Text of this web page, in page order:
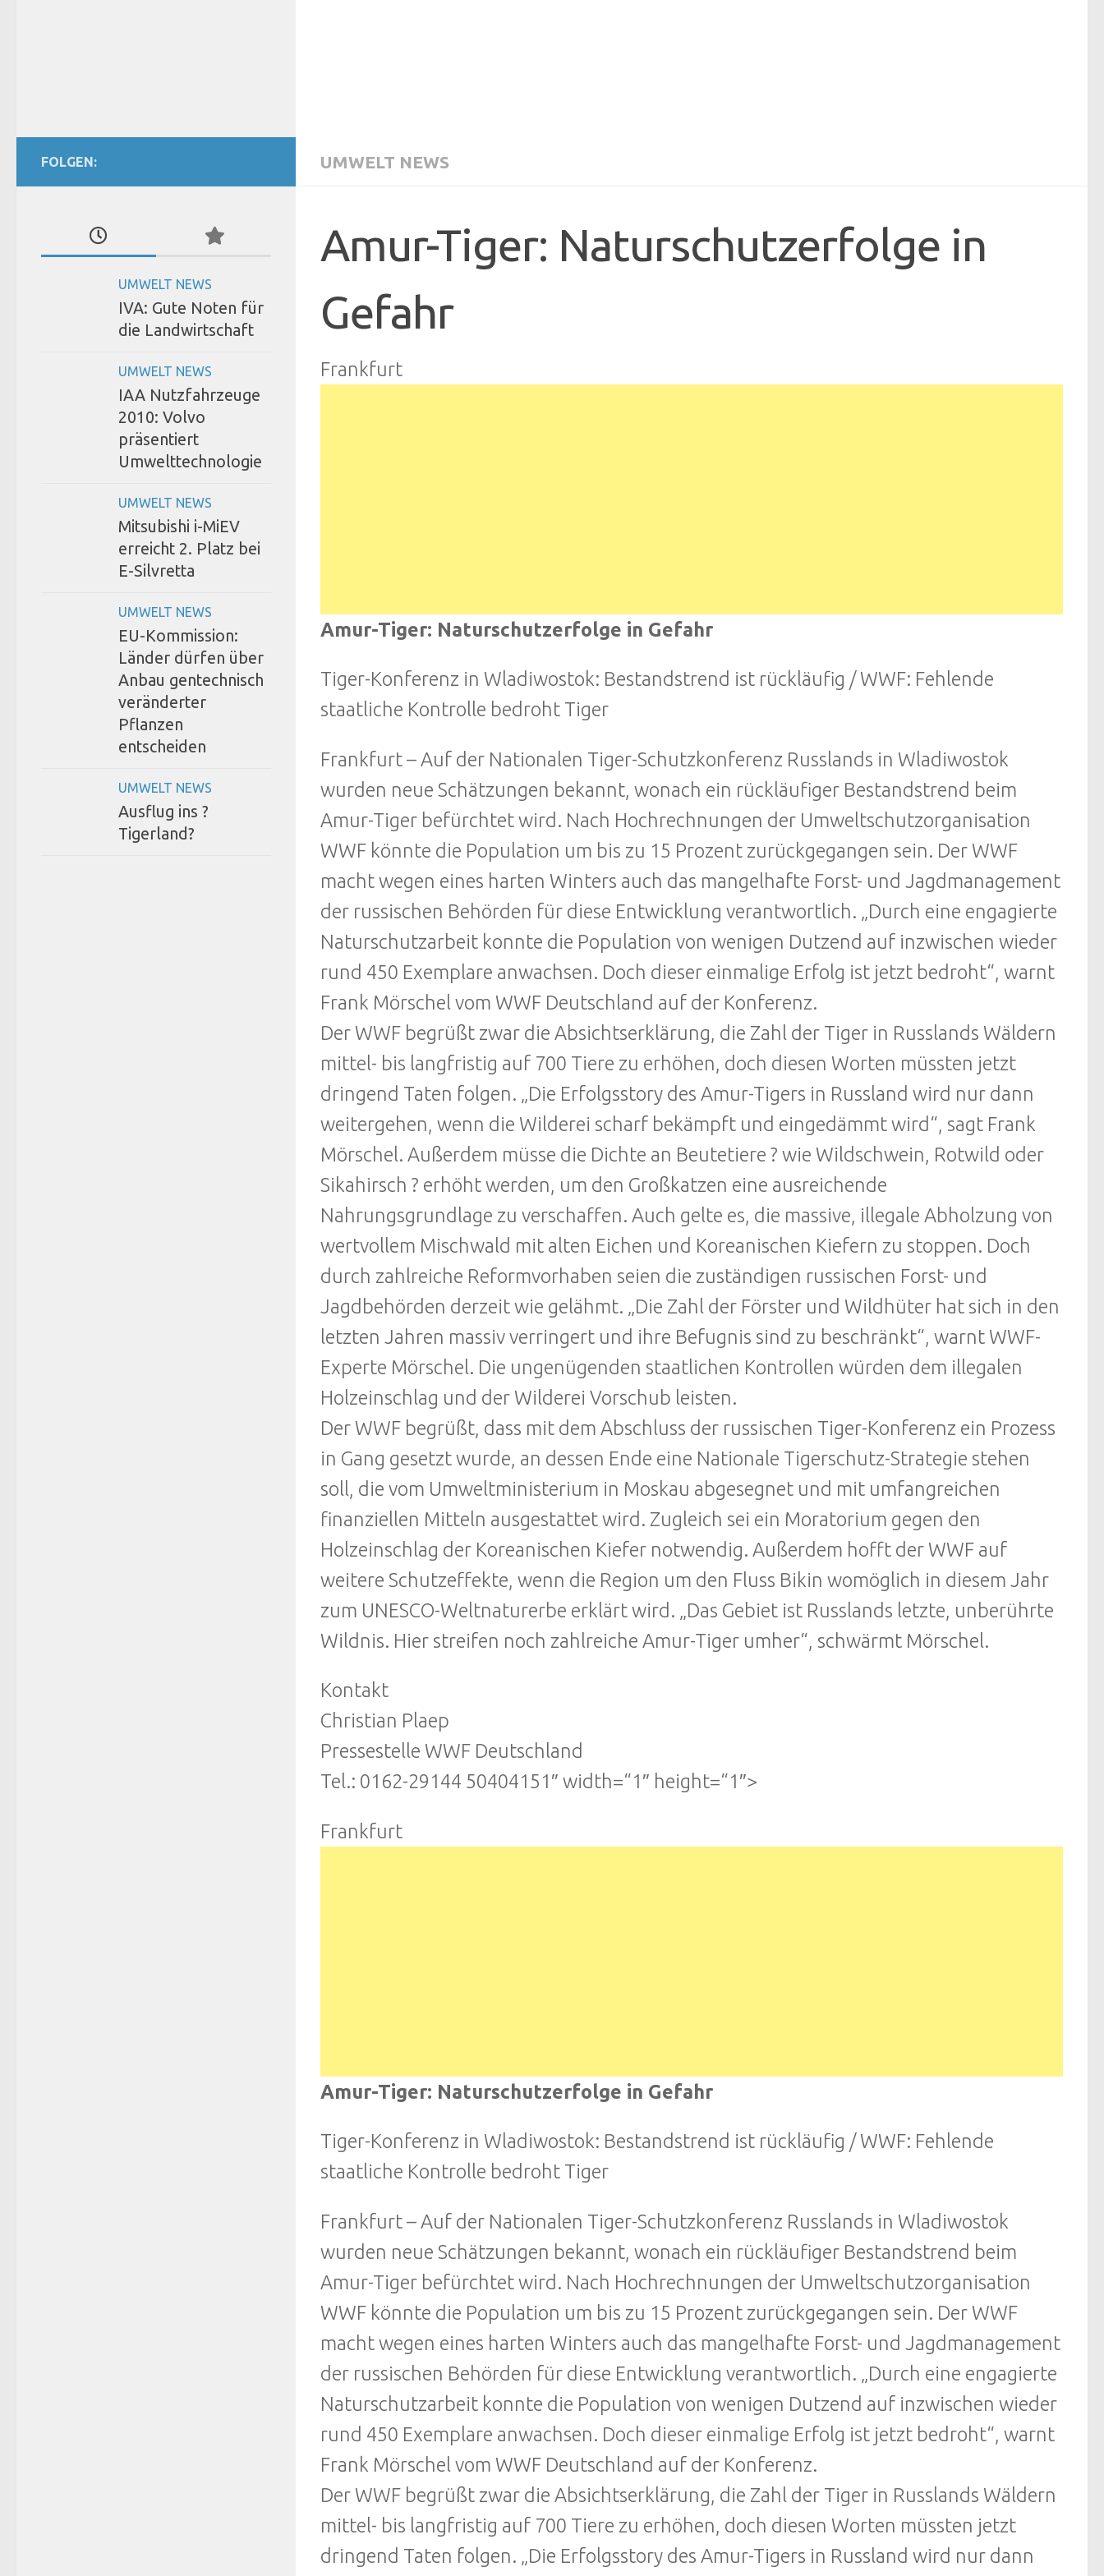
UMWELT NEWS
Amur-Tiger: Naturschutzerfolge in
Gefahr
Frankfurt
Amur-Tiger: Naturschutzerfolge in Gefahr
Tiger-Konferenz in Wladiwostok: Bestandstrend ist rückläufig / WWF: Fehlende
staatliche Kontrolle bedroht Tiger
Frankfurt – Auf der Nationalen Tiger-Schutzkonferenz Russlands in Wladiwostok
wurden neue Schätzungen bekannt, wonach ein rückläufiger Bestandstrend beim
Amur-Tiger befürchtet wird. Nach Hochrechnungen der Umweltschutzorganisation
WWF könnte die Population um bis zu 15 Prozent zurückgegangen sein. Der WWF
macht wegen eines harten Winters auch das mangelhafte Forst- und Jagdmanagement
der russischen Behörden für diese Entwicklung verantwortlich. „Durch eine engagierte
Naturschutzarbeit konnte die Population von wenigen Dutzend auf inzwischen wieder
rund 450 Exemplare anwachsen. Doch dieser einmalige Erfolg ist jetzt bedroht“, warnt
Frank Mörschel vom WWF Deutschland auf der Konferenz.
Der WWF begrüßt zwar die Absichtserklärung, die Zahl der Tiger in Russlands Wäldern
mittel- bis langfristig auf 700 Tiere zu erhöhen, doch diesen Worten müssten jetzt
dringend Taten folgen. „Die Erfolgsstory des Amur-Tigers in Russland wird nur dann
weitergehen, wenn die Wilderei scharf bekämpft und eingedämmt wird“, sagt Frank
Mörschel. Außerdem müsse die Dichte an Beutetiere ? wie Wildschwein, Rotwild oder
Sikahirsch ? erhöht werden, um den Großkatzen eine ausreichende
Nahrungsgrundlage zu verschaffen. Auch gelte es, die massive, illegale Abholzung von
wertvollem Mischwald mit alten Eichen und Koreanischen Kiefern zu stoppen. Doch
durch zahlreiche Reformvorhaben seien die zuständigen russischen Forst- und
Jagdbehörden derzeit wie gelähmt. „Die Zahl der Förster und Wildhüter hat sich in den
letzten Jahren massiv verringert und ihre Befugnis sind zu beschränkt“, warnt WWF-
Experte Mörschel. Die ungenügenden staatlichen Kontrollen würden dem illegalen
Holzeinschlag und der Wilderei Vorschub leisten.
Der WWF begrüßt, dass mit dem Abschluss der russischen Tiger-Konferenz ein Prozess
in Gang gesetzt wurde, an dessen Ende eine Nationale Tigerschutz-Strategie stehen
soll, die vom Umweltministerium in Moskau abgesegnet und mit umfangreichen
finanziellen Mitteln ausgestattet wird. Zugleich sei ein Moratorium gegen den
Holzeinschlag der Koreanischen Kiefer notwendig. Außerdem hofft der WWF auf
weitere Schutzeffekte, wenn die Region um den Fluss Bikin womöglich in diesem Jahr
zum UNESCO-Weltnaturerbe erklärt wird. „Das Gebiet ist Russlands letzte, unberührte
Wildnis. Hier streifen noch zahlreiche Amur-Tiger umher“, schwärmt Mörschel.
Kontakt
Christian Plaep
Pressestelle WWF Deutschland
Tel.: 0162-29144 50404151″ width=“1″ height=“1″>
Frankfurt
Amur-Tiger: Naturschutzerfolge in Gefahr
Tiger-Konferenz in Wladiwostok: Bestandstrend ist rückläufig / WWF: Fehlende
staatliche Kontrolle bedroht Tiger
Frankfurt – Auf der Nationalen Tiger-Schutzkonferenz Russlands in Wladiwostok
wurden neue Schätzungen bekannt, wonach ein rückläufiger Bestandstrend beim
Amur-Tiger befürchtet wird. Nach Hochrechnungen der Umweltschutzorganisation
WWF könnte die Population um bis zu 15 Prozent zurückgegangen sein. Der WWF
macht wegen eines harten Winters auch das mangelhafte Forst- und Jagdmanagement
der russischen Behörden für diese Entwicklung verantwortlich. „Durch eine engagierte
Naturschutzarbeit konnte die Population von wenigen Dutzend auf inzwischen wieder
rund 450 Exemplare anwachsen. Doch dieser einmalige Erfolg ist jetzt bedroht“, warnt
Frank Mörschel vom WWF Deutschland auf der Konferenz.
Der WWF begrüßt zwar die Absichtserklärung, die Zahl der Tiger in Russlands Wäldern
mittel- bis langfristig auf 700 Tiere zu erhöhen, doch diesen Worten müssten jetzt
dringend Taten folgen. „Die Erfolgsstory des Amur-Tigers in Russland wird nur dann
FOLGEN:
UMWELT NEWS
IVA: Gute Noten für
die Landwirtschaft
UMWELT NEWS
IAA Nutzfahrzeuge
2010: Volvo
präsentiert
Umwelttechnologie
UMWELT NEWS
Mitsubishi i-MiEV
erreicht 2. Platz bei
E-Silvretta
UMWELT NEWS
EU-Kommission:
Länder dürfen über
Anbau gentechnisch
veränderter
Pflanzen
entscheiden
UMWELT NEWS
Ausflug ins ?
Tigerland?